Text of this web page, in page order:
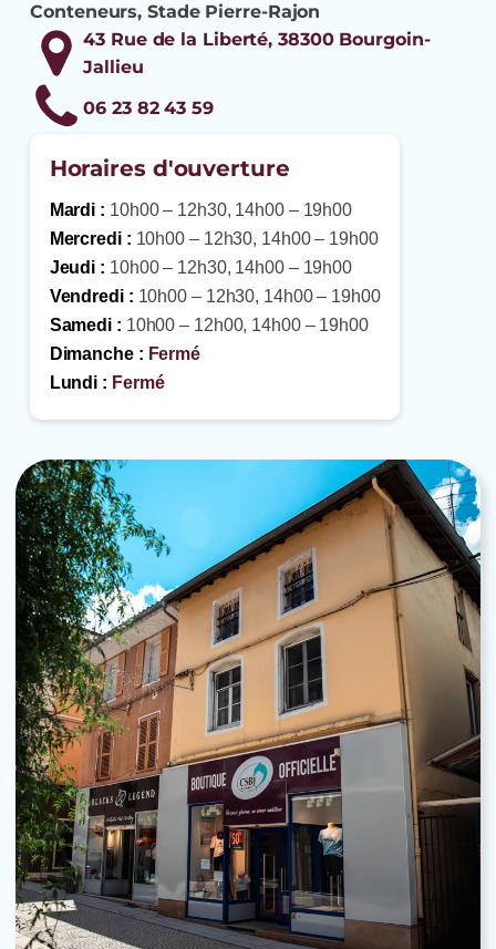
Conteneurs, Stade Pierre-Rajon
43 Rue de la Liberté, 38300 Bourgoin-
Jallieu
06 23 82 43 59
Horaires d'ouverture
Mardi : 10h00 – 12h30, 14h00 – 19h00
Mercredi : 10h00 – 12h30, 14h00 – 19h00
Jeudi : 10h00 – 12h30, 14h00 – 19h00
Vendredi : 10h00 – 12h30, 14h00 – 19h00
Samedi : 10h00 – 12h00, 14h00 – 19h00
Dimanche : Fermé
Lundi : Fermé